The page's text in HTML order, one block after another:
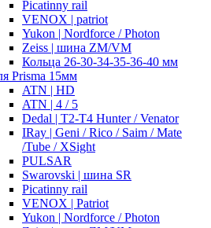
Picatinny rail
VENOX | patriot
Yukon | Nordforce / Photon
Zeiss | шина ZM/VM
Кольца 26-30-34-35-36-40 мм
Prisma 15мм
ATN | HD
ATN | 4 / 5
Dedal | T2-T4 Hunter / Venator
IRay | Geni / Rico / Saim / Mate
/Tube / XSight
PULSAR
Swarovski | шина SR
Picatinny rail
VENOX | Patriot
Yukon | Nordforce / Photon